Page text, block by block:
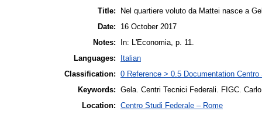
Title:
Nel quartiere voluto da Mattei nasce a
Date:
16 October 2017
Notes:
In: L'Economia, p. 11.
Languages:
Italian
Classification: 0 Reference > 0.5 Documentation
Keywords: Gela. Centri Tecnici Federali. FIGC.
Location: Centro Studi Federale – Rome